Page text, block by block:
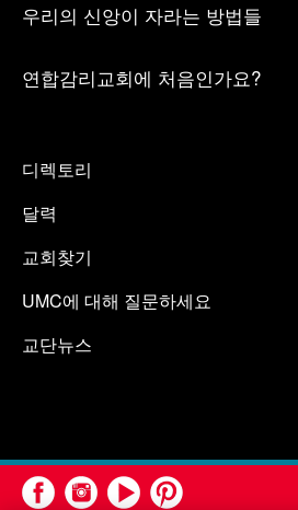
우리의 신앙이 자라는 방법들
연합감리교회에 처음인가요?
디렉토리
달력
교회찾기
UMC에 대해 질문하세요
교단뉴스